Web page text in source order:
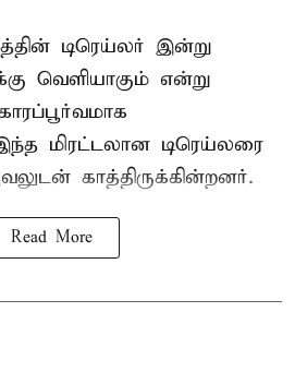
டிரெய்லர் இன்று
வெளியாகும் என்று
மிரட்டலான டிரெய்லரை
காத்திருக்கின்றனர்.
Read More